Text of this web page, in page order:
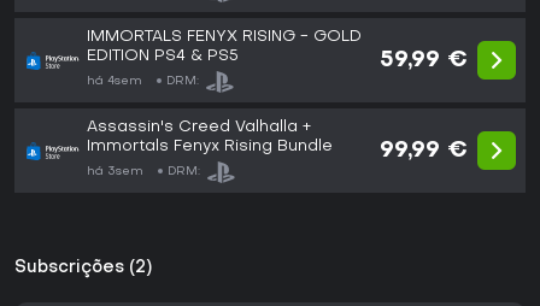
IMMORTALS FENYX RISING - GOLD
EDITION PS4 & PS5
há 4sem DRM:
59,99 €
Assassin's Creed Valhalla +
Immortals Fenyx Rising Bundle
há 3sem DRM:
99,99 €
Subscrições (2)